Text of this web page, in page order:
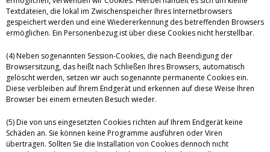
Textdateien, die lokal im Zwischenspeicher Ihres Internetbrowsers
gespeichert werden und eine Wiedererkennung des betreffenden Browsers
ermöglichen. Ein Personenbezug ist über diese Cookies nicht herstellbar.
(4) Neben sogenannten Session-Cookies, die nach Beendigung der
Browsersitzung, das heißt nach Schließen Ihres Browsers, automatisch
gelöscht werden, setzen wir auch sogenannte permanente Cookies ein.
Diese verbleiben auf Ihrem Endgerät und erkennen auf diese Weise Ihren
Browser bei einem erneuten Besuch wieder.
(5) Die von uns eingesetzten Cookies richten auf Ihrem Endgerät keine
Schäden an. Sie können keine Programme ausführen oder Viren
übertragen. Sollten Sie die Installation von Cookies dennoch nicht